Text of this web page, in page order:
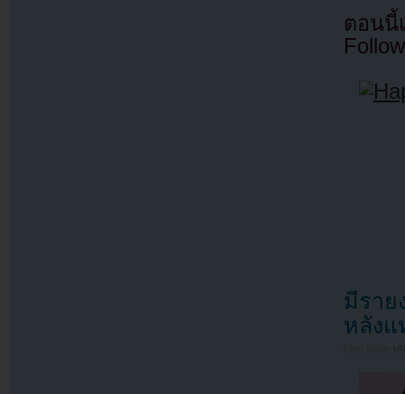
ตอนนี้
มีราย
หลัง